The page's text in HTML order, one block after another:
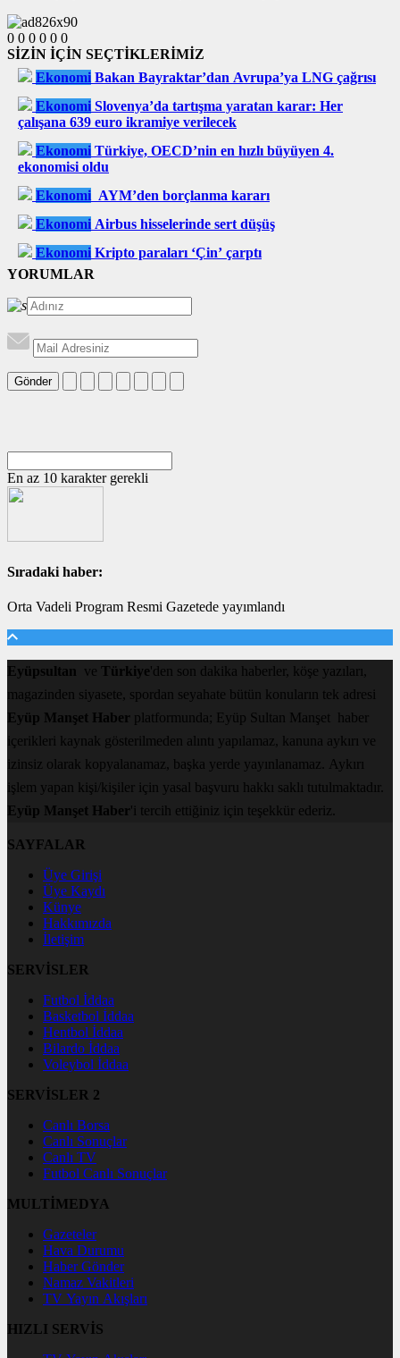
0 0 0 0 0 0
SİZİN İÇİN SEÇTİKLERİMİZ
Ekonomi Bakan Bayraktar’dan Avrupa’ya LNG çağrısı
Ekonomi Slovenya’da tartışma yaratan karar: Her
çalışana 639 euro ikramiye verilecek
Ekonomi Türkiye, OECD’nin en hızlı büyüyen 4.
ekonomisi oldu
Ekonomi AYM’den borçlanma kararı
Ekonomi Airbus hisselerinde sert düşüş
Ekonomi Kripto paraları ‘Çin’ çarptı
YORUMLAR
Gönder
En az 10 karakter gerekli
Sıradaki haber:
Orta Vadeli Program Resmi Gazetede yayımlandı
Eyüpsultan ve Türkiye'den son dakika haberler, köşe yazıları,
magazinden siyasete, spordan seyahate bütün konuların tek adresi
Eyüp Manşet Haber platformunda; Eyüp Sultan Manşet haber
içerikleri kaynak gösterilmeden alıntı yapılamaz, kanuna aykırı ve
izinsiz olarak kopyalanamaz, başka yerde yayınlanamaz. Aykırı
işlem yapan kişi/kişiler için yasal başvuru hakkı saklı tutulmaktadır.
Eyüp Manşet Haber'i tercih ettiğiniz için teşekkür ederiz.
SAYFALAR
Üye Girişi
Üye Kaydı
Künye
Hakkımızda
İletişim
SERVİSLER
Futbol İddaa
Basketbol İddaa
Hentbol İddaa
Bilardo İddaa
Voleybol İddaa
SERVİSLER 2
Canlı Borsa
Canlı Sonuçlar
Canlı TV
Futbol Canlı Sonuçlar
MULTİMEDYA
Gazeteler
Hava Durumu
Haber Gönder
Namaz Vakitleri
TV Yayın Akışları
HIZLI SERVİS